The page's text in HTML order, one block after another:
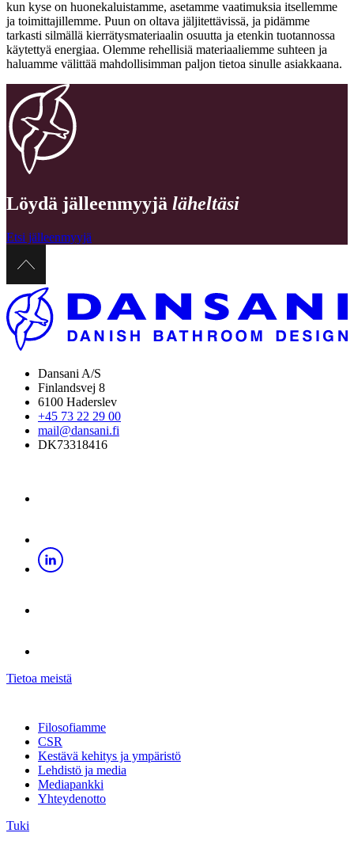
kun kyse on huonekaluistamme, asetamme vaatimuksia itsellemme
ja toimittajillemme. Puun on oltava jäljitettävissä, ja pidämme
tarkasti silmällä kierrätysmateriaalin osuutta ja etenkin tuotannossa
käytettyä energiaa. Olemme rehellisiä materiaaliemme suhteen ja
haluamme välittää mahdollisimman paljon tietoa sinulle asiakkaana.
Löydä jälleenmyyjä läheltäsi
Etsi jälleenmyyjä
Dansani A/S
Finlandsvej 8
6100 Haderslev
+45 73 22 29 00
mail@dansani.fi
DK73318416
Tietoa meistä
Filosofiamme
CSR
Kestävä kehitys ja ympäristö
Lehdistö ja media
Mediapankki
Yhteydenotto
Tuki